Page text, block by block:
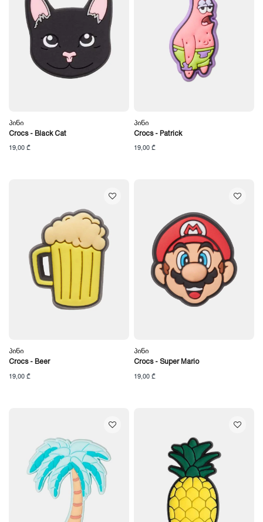
Პინი
Crocs - Black Cat
19,00 ₾
Პინი
Crocs - Patrick
19,00 ₾
Პინი
Crocs - Beer
19,00 ₾
Პინი
Crocs - Super Mario
19,00 ₾